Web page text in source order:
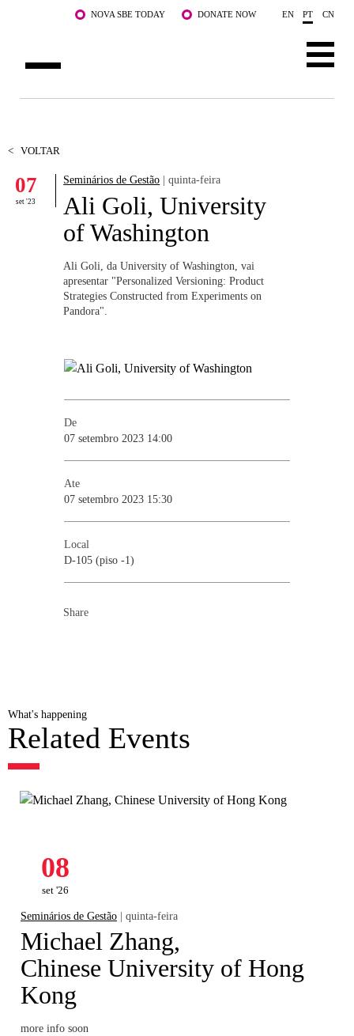
Saltar para o conteúdo principalNOVA SBE TODAY DONATE NOW EN PT CN
DOCENTES E INVESTIGAÇÃO
COMUNIDADE
WHAT'S HAPPENING
< VOLTAR
07
set '23
Seminários de Gestão | quinta-feira
Ali Goli, University
of Washington
Ali Goli, da University of Washington, vai
apresentar "Personalized Versioning: Product
Strategies Constructed from Experiments on
Pandora".
De
07 setembro 2023 14:00
Ate
07 setembro 2023 15:30
Local
D-105 (piso -1)
Share
What's happening
Related Events
08
set '26
Seminários de Gestão | quinta-feira
Michael Zhang,
Chinese University of Hong
Kong
more info soon